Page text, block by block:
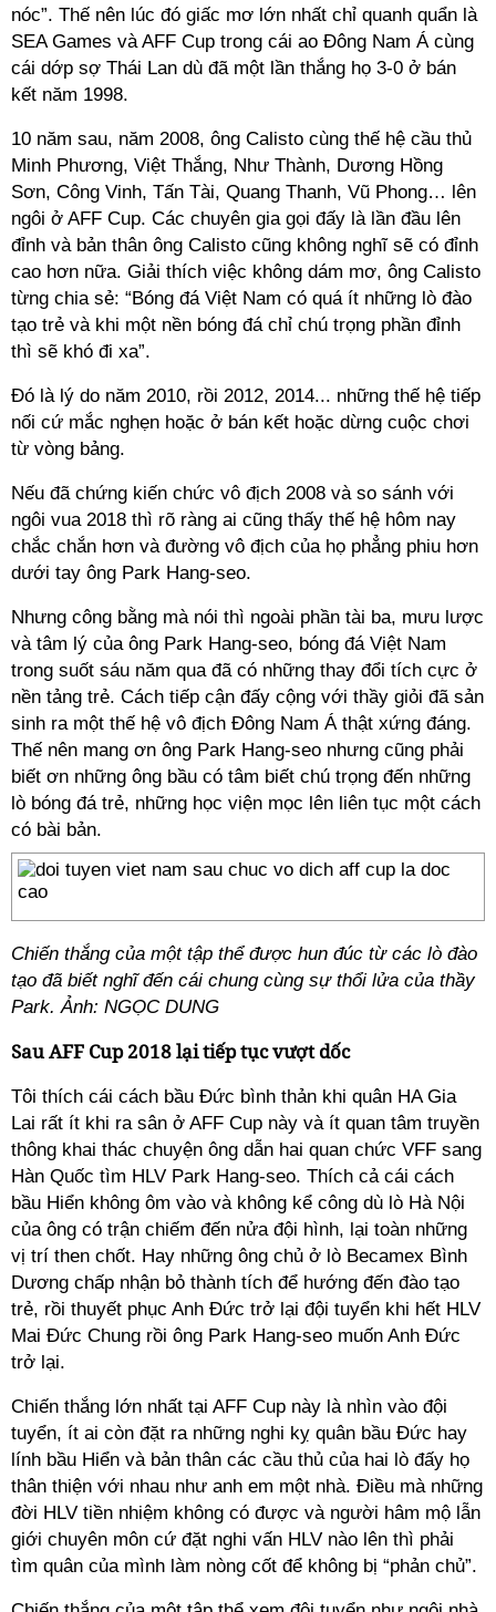
nóc”. Thế nên lúc đó giấc mơ lớn nhất chỉ quanh quẩn là
SEA Games và AFF Cup trong cái ao Đông Nam Á cùng
cái dớp sợ Thái Lan dù đã một lần thắng họ 3-0 ở bán
kết năm 1998.
10 năm sau, năm 2008, ông Calisto cùng thế hệ cầu thủ
Minh Phương, Việt Thắng, Như Thành, Dương Hồng
Sơn, Công Vinh, Tấn Tài, Quang Thanh, Vũ Phong… lên
ngôi ở AFF Cup. Các chuyên gia gọi đấy là lần đầu lên
đỉnh và bản thân ông Calisto cũng không nghĩ sẽ có đỉnh
cao hơn nữa. Giải thích việc không dám mơ, ông Calisto
từng chia sẻ: “Bóng đá Việt Nam có quá ít những lò đào
tạo trẻ và khi một nền bóng đá chỉ chú trọng phần đỉnh
thì sẽ khó đi xa”.
Đó là lý do năm 2010, rồi 2012, 2014... những thế hệ tiếp
nối cứ mắc nghẹn hoặc ở bán kết hoặc dừng cuộc chơi
từ vòng bảng.
Nếu đã chứng kiến chức vô địch 2008 và so sánh với
ngôi vua 2018 thì rõ ràng ai cũng thấy thế hệ hôm nay
chắc chắn hơn và đường vô địch của họ phẳng phiu hơn
dưới tay ông Park Hang-seo.
Nhưng công bằng mà nói thì ngoài phần tài ba, mưu lược
và tâm lý của ông Park Hang-seo, bóng đá Việt Nam
trong suốt sáu năm qua đã có những thay đổi tích cực ở
nền tảng trẻ. Cách tiếp cận đấy cộng với thầy giỏi đã sản
sinh ra một thế hệ vô địch Đông Nam Á thật xứng đáng.
Thế nên mang ơn ông Park Hang-seo nhưng cũng phải
biết ơn những ông bầu có tâm biết chú trọng đến những
lò bóng đá trẻ, những học viện mọc lên liên tục một cách
có bài bản.
Chiến thắng của một tập thể được hun đúc từ các lò đào
tạo đã biết nghĩ đến cái chung cùng sự thổi lửa của thầy
Park. Ảnh: NGỌC DUNG
Sau AFF Cup 2018 lại tiếp tục vượt dốc
Tôi thích cái cách bầu Đức bình thản khi quân HA Gia
Lai rất ít khi ra sân ở AFF Cup này và ít quan tâm truyền
thông khai thác chuyện ông dẫn hai quan chức VFF sang
Hàn Quốc tìm HLV Park Hang-seo. Thích cả cái cách
bầu Hiển không ôm vào và không kể công dù lò Hà Nội
của ông có trận chiếm đến nửa đội hình, lại toàn những
vị trí then chốt. Hay những ông chủ ở lò Becamex Bình
Dương chấp nhận bỏ thành tích để hướng đến đào tạo
trẻ, rồi thuyết phục Anh Đức trở lại đội tuyển khi hết HLV
Mai Đức Chung rồi ông Park Hang-seo muốn Anh Đức
trở lại.
Chiến thắng lớn nhất tại AFF Cup này là nhìn vào đội
tuyển, ít ai còn đặt ra những nghi kỵ quân bầu Đức hay
lính bầu Hiển và bản thân các cầu thủ của hai lò đấy họ
thân thiện với nhau như anh em một nhà. Điều mà những
đời HLV tiền nhiệm không có được và người hâm mộ lẫn
giới chuyên môn cứ đặt nghi vấn HLV nào lên thì phải
tìm quân của mình làm nòng cốt để không bị “phản chủ”.